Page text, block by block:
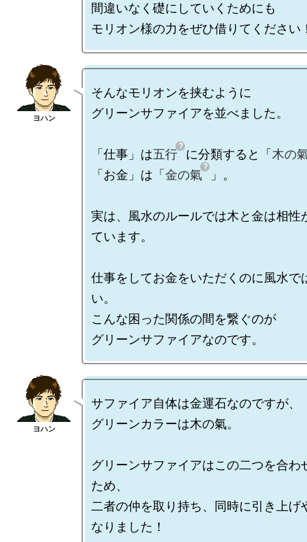
間違いなく礎にしていくためにも
そんなモリオンを挟むように
グリーンサファイアを並べました。
「仕事」は五行 に分類すると「 木の
「お金」は「 金の氣 」。
実は、風水のルールでは木と金は相性
ています。
仕事をしてお金をいただくのに風水で
い。
こんな困った関係の間を繋ぐのが
サファイア自体は金運石なのですが、
グリーンカラーは木の氣。
グリーンサファイアはこの二つを合わ
ため、
二者の仲を取り持ち、同時に引き上げ